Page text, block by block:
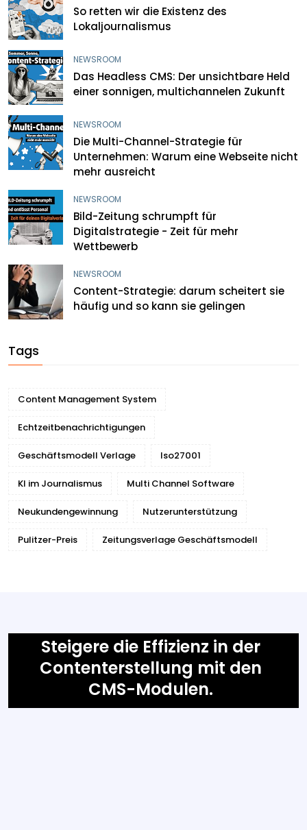
So retten wir die Existenz des
Lokaljournalismus
NEWSROOM
Das Headless CMS: Der unsichtbare Held
einer sonnigen, multichannelen Zukunft
NEWSROOM
Die Multi-Channel-Strategie für
Unternehmen: Warum eine Webseite nicht
mehr ausreicht
NEWSROOM
Bild-Zeitung schrumpft für
Digitalstrategie - Zeit für mehr
Wettbewerb
NEWSROOM
Content-Strategie: darum scheitert sie
häufig und so kann sie gelingen
Tags
Content Management System
Echtzeitbenachrichtigungen
Geschäftsmodell Verlage Iso27001
KI im Journalismus Multi Channel Software
Neukundengewinnung Nutzerunterstützung
Pulitzer-Preis Zeitungsverlage Geschäftsmodell
Steigere die Effizienz in der
Contenterstellung mit den
CMS-Modulen.